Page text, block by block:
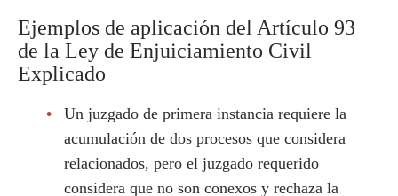
Ejemplos de aplicación del Artículo 93
de la Ley de Enjuiciamiento Civil
Explicado
Un juzgado de primera instancia requiere la
acumulación de dos procesos que considera
relacionados, pero el juzgado requerido
considera que no son conexos y rechaza la